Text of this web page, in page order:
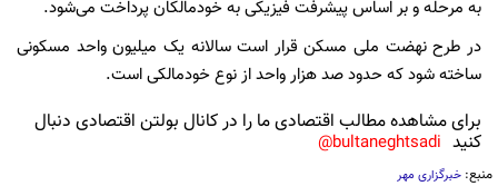
به مرحله و بر اساس پیشرفت فیزیکی به خودمالکان پرداخت می‌شود.
در طرح نهضت ملی مسکن قرار است سالانه یک میلیون واحد مسکونی
ساخته شود که حدود صد هزار واحد از نوع خودمالکی است.
برای مشاهده مطالب اقتصادی ما را در کانال بولتن اقتصادی دنبال
کنید bultaneghtsadi@
منبع: خبرگزاری مهر